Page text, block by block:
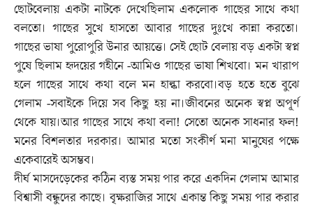
ছোটবেলায় একটা নাটকে দেখেছিলাম একলোক গাছের সাথে কথা
বলতো। গাছের সুখে হাসতো আবার গাছের দুঃখে কান্না করতো।
গাছের ভাষা পুরোপুরি উনার আয়ত্তে। সেই ছোট বেলায় বড় একটা স্বপ্ন
পুষে ছিলাম হৃদয়ের গহীনে -আমিও গাছের ভাষা শিখবো। মন খারাপ
হলে গাছের সাথে কথা বলে মন হাল্কা করবো।বড় হতে হতে বুঝে
গেলাম -সবাইকে দিয়ে সব কিছু হয় না।জীবনের অনেক স্বপ্ন অপূর্ণ
থেকে যায়।আর গাছের সাথে কথা বলা! সেতো অনেক সাধনার ফল!
মনের বিশলতার দরকার। আমার মতো সংকীর্ণ মনা মানুষের পক্ষে
একেবারেই অসম্ভব।
দীর্ঘ মাসদেড়েকের কঠিন ব্যস্ত সময় পার করে একদিন গেলাম আমার
বিশ্বাসী বন্ধুদের কাছে। বৃক্ষরাজির সাথে একান্ত কিছু সময় পার করার